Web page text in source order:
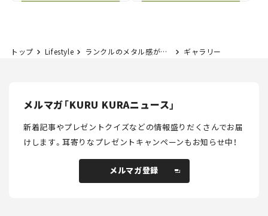
トップ Lifestyle ランクルのメタル感がたまらんZippoが登場！ プラド、GR SPORTなど3種類。 ギャラリー
メルマガ「KURU KURAニュース」
新着記事やプレゼントクイズなどの情報盛りだくさんでお届
けします。耳寄りなプレゼントキャンペーンもお知らせ中！
メルマガ登録